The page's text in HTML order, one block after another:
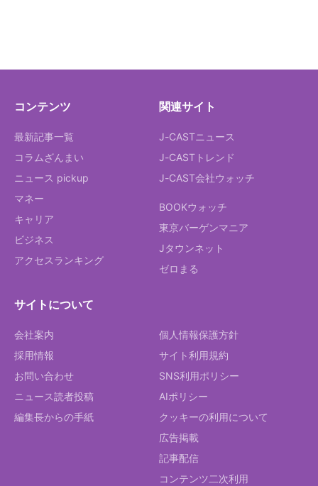
コンテンツ
最新記事一覧
コラムざんまい
ニュース pickup
マネー
キャリア
ビジネス
アクセスランキング
関連サイト
J-CASTニュース
J-CASTトレンド
J-CAST会社ウォッチ
BOOKウォッチ
東京バーゲンマニア
Jタウンネット
ゼロまる
サイトについて
会社案内
採用情報
お問い合わせ
ニュース読者投稿
編集長からの手紙
個人情報保護方針
サイト利用規約
SNS利用ポリシー
AIポリシー
クッキーの利用について
広告掲載
記事配信
コンテンツ二次利用